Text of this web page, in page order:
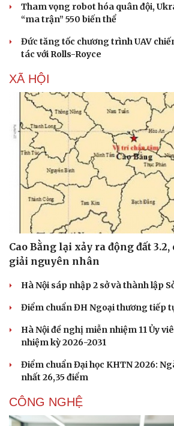
Sức khỏe
Cây thuốc
Sản phụ khoa
Nhi khoa
Nam khoa
Làm đẹp - giảm cân
Phòng mạch online
Đời
Blog
Tình
Tham vọng robot hóa quân đội,
“ma trận” 550 biến thể
Đức tăng tốc chương trình UAV
tác với Rolls-Royce
XÃ HỘI
Cao Bằng lại xảy ra động đất
giải nguyên nhân
Hà Nội sáp nhập 2 sở và thành lập
Điểm chuẩn ĐH Ngoại thương tiếp
Hà Nội đề nghị miễn nhiệm 11 Ủy
nhiệm kỳ 2026-2031
Điểm chuẩn Đại học KHTN 2026:
nhất 26,35 điểm
CÔNG NGHỆ